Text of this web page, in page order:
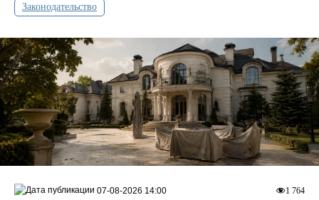
Законодательство
1 764
07-08-2026 14:00